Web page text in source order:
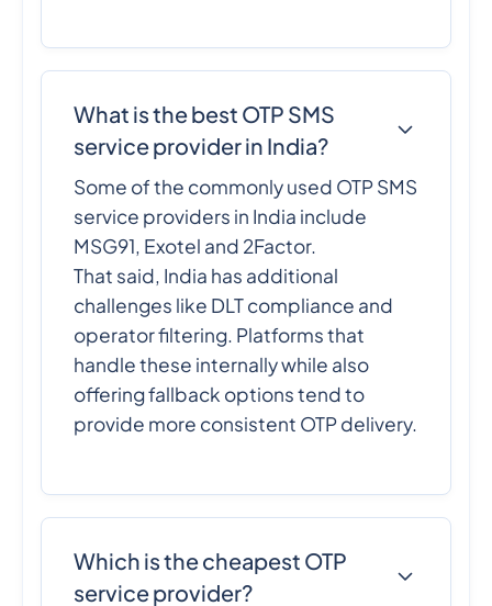
What is the best OTP SMS
service provider in India?
Some of the commonly used OTP SMS
service providers in India include
MSG91, Exotel and 2Factor.
That said, India has additional
challenges like DLT compliance and
operator filtering. Platforms that
handle these internally while also
offering fallback options tend to
provide more consistent OTP delivery.
Which is the cheapest OTP
service provider?